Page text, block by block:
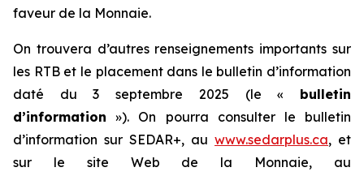
faveur de la Monnaie.
On trouvera d’autres renseignements importants sur
les RTB et le placement dans le bulletin d’information
daté du 3 septembre 2025 (le « bulletin
d’information »). On pourra consulter le bulletin
d’information sur SEDAR+, au www.sedarplus.ca, et
sur le site Web de la Monnaie, au